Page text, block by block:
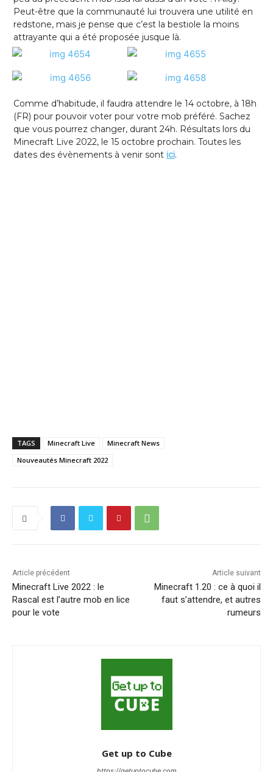
Peut-être que la communauté lui trouvera une utilité en
redstone, mais je pense que c’est la bestiole la moins
attrayante qui a été proposée jusque là.
Comme d’habitude, il faudra attendre le 14 octobre, à 18h
(FR) pour pouvoir voter pour votre mob préféré. Sachez
que vous pourrez changer, durant 24h. Résultats lors du
Minecraft Live 2022, le 15 octobre prochain. Toutes les
dates des évènements à venir sont ici.
TAGS Minecraft Live
Minecraft News
Nouveautés Minecraft 2022
Article précédent
Minecraft Live 2022 : le
Rascal est l’autre mob en lice
pour le vote
Article suivant
Minecraft 1.20 : ce à quoi il
faut s’attendre, et autres
rumeurs
Get up to Cube